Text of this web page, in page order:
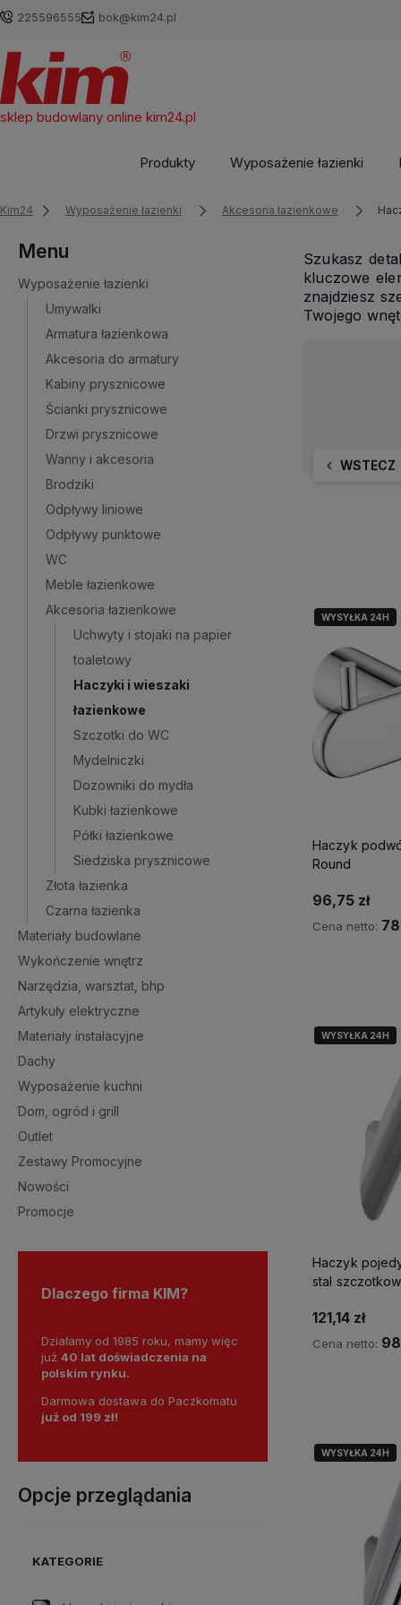
225596555 bok@kim24.pl
sklep budowlany online kim24.pl
Produkty Wyposażenie łazienki
Kim24 Wyposażenie łazienki Akcesoria łazienkowe
Menu
Wyposażenie łazienki
Umywalki
Armatura łazienkowa
Akcesoria do armatury
Kabiny prysznicowe
Ścianki prysznicowe
Drzwi prysznicowe
Wanny i akcesoria
Brodziki
Odpływy liniowe
Odpływy punktowe
WC
Meble łazienkowe
Akcesoria łazienkowe
Uchwyty i stojaki na papier
toaletowy
Haczyki i wieszaki
łazienkowe
Szczotki do WC
Mydelniczki
Dozowniki do mydła
Kubki łazienkowe
Półki łazienkowe
Siedziska prysznicowe
Złota łazienka
Czarna łazienka
Materiały budowlane
Wykończenie wnętrz
Narzędzia, warsztat, bhp
Artykuły elektryczne
Materiały instalacyjne
Dachy
Wyposażenie kuchni
Dom, ogród i grill
Outlet
Zestawy Promocyjne
Nowości
Promocje
Dlaczego firma KIM?
Działamy od 1985 roku, mamy więc
już 40 lat doświadczenia na
polskim rynku.
Darmowa dostawa do Paczkomatu
już od 199 zł!
Opcje przeglądania
KATEGORIE
Szukasz
kluczowe
znajdziesz
Twojego
WSTECZ
WYSYŁKA 24H
Haczyk
Round
96,75 zł
Cena netto:
WYSYŁKA 24H
Haczyk
stal
121,14 zł
Cena netto:
WYSYŁKA 24H